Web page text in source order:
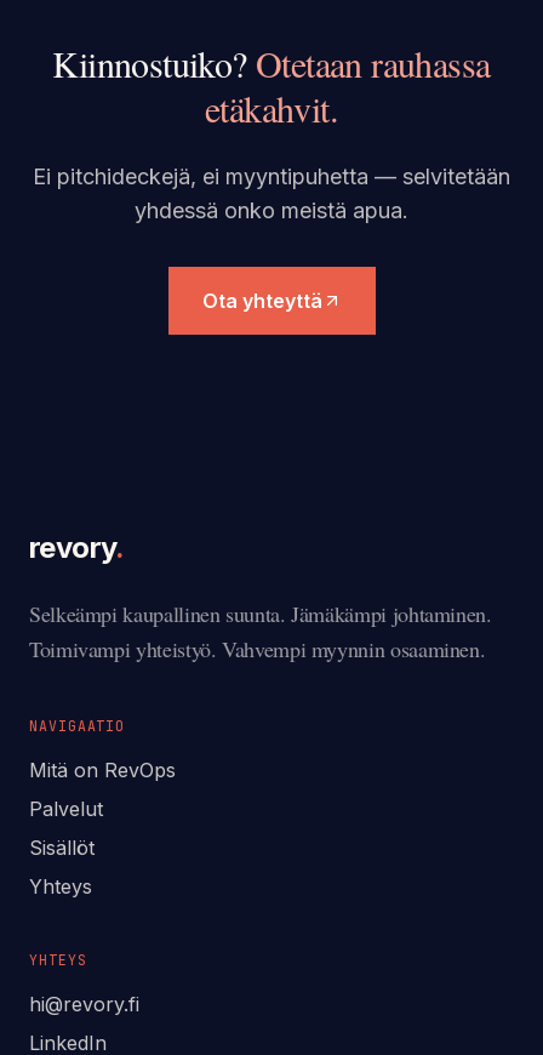
Kiinnostuiko? Otetaan rauhassa
etäkahvit.
Ei pitchideckejä, ei myyntipuhetta — selvitetään
yhdessä onko meistä apua.
Ota yhteyttä
revory.
Selkeämpi kaupallinen suunta. Jämäkämpi johtaminen.
Toimivampi yhteistyö. Vahvempi myynnin osaaminen.
NAVIGAATIO
Mitä on RevOps
Palvelut
Sisällöt
Yhteys
YHTEYS
hi@revory.fi
LinkedIn